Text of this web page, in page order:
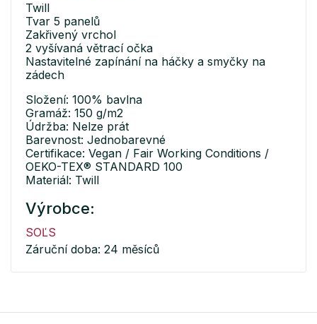
Twill
Tvar 5 panelů
Zakřivený vrchol
2 vyšívaná větrací očka
Nastavitelné zapínání na háčky a smyčky na
zádech
Složení: 100% bavlna
Gramáž: 150 g/m2
Údržba: Nelze prát
Barevnost: Jednobarevné
Certifikace: Vegan / Fair Working Conditions /
OEKO-TEX® STANDARD 100
Materiál: Twill
Výrobce:
SOĽS
Záruční doba: 24 měsíců